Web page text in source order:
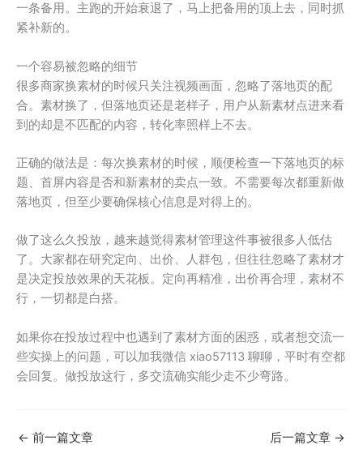
一条备用。主跑的开始衰退了，马上把备用的顶上去，同时抓
紧补新的。
一个容易被忽略的细节
很多商家换素材的时候只关注视频画面，忽略了落地页的配
合。素材换了，但落地页还是老样子，用户从新素材点进来看
到的却是不匹配的内容，转化率照样上不去。
正确的做法是：每次换素材的时候，顺便检查一下落地页的标
题、首屏内容是否和新素材的卖点一致。不需要每次都重新做
落地页，但至少要确保核心信息是对得上的。
做了这么久投放，越来越觉得素材管理这件事被很多人低估
了。大家都在研究定向、出价、人群包，但往往忽略了素材才
是决定投放效果的天花板。定向再精准，出价再合理，素材不
行，一切都是白搭。
如果你在投放过程中也遇到了素材方面的困惑，或者想交流一
些实操上的问题，可以加我微信 xiao57113 聊聊，平时有空都
会回复。做投放这行，多交流确实能少走不少弯路。
← 前一篇文章 后一篇文章 →